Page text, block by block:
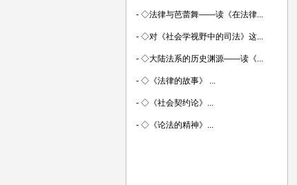
- ◇法律与芭蕾舞——读《在法律...
- ◇对《社会学视野中的司法》这...
- ◇大陆法系的历史渊源——读《...
- ◇《法律的故事》 ...
- ◇《社会契约论》...
- ◇《论法的精神》...